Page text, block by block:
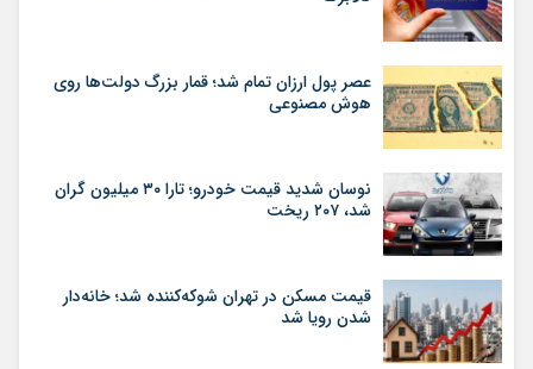
عصر پول ارزان تمام شد؛ قمار بزرگ دولت‌ها روی
هوش مصنوعی
نوسان شدید قیمت خودرو؛ تارا ۳۰ میلیون گران
شد، ۲۰۷ ریخت
قیمت مسکن در تهران شوکه‌کننده شد؛ خانه‌دار
شدن رویا شد